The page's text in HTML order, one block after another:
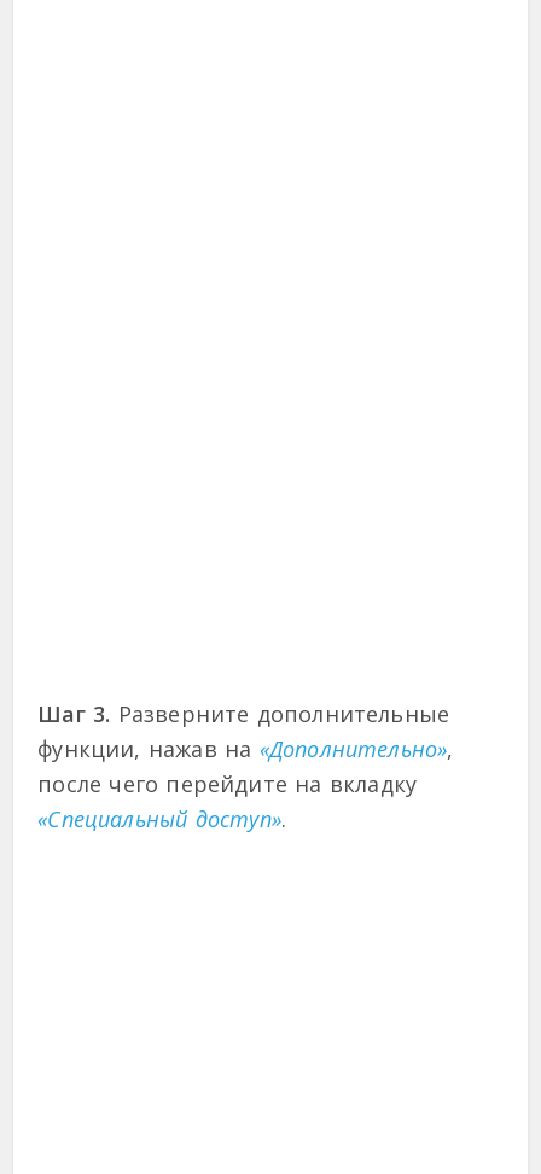
Шаг 3. Разверните дополнительные
функции, нажав на «Дополнительно»,
после чего перейдите на вкладку
«Специальный доступ».